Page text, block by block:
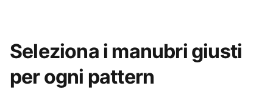
Seleziona i manubri giusti
per ogni pattern